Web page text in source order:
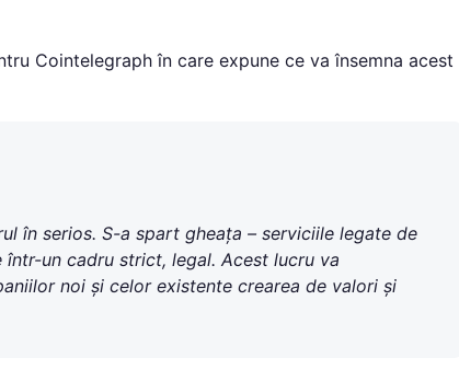
Cointelegraph în care expune ce va însemna acest
în serios. S-a spart gheața – serviciile legate de
un cadru strict, legal. Acest lucru va
noi și celor existente crearea de valori și